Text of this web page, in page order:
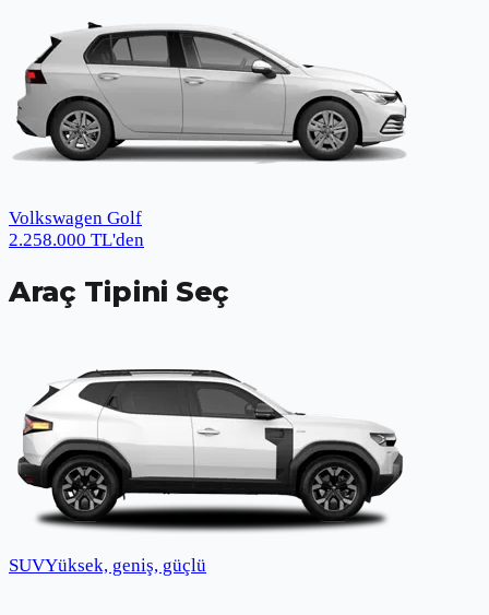
Volkswagen Golf
2.258.000 TL'den
Araç Tipini Seç
SUVYüksek, geniş, güçlü